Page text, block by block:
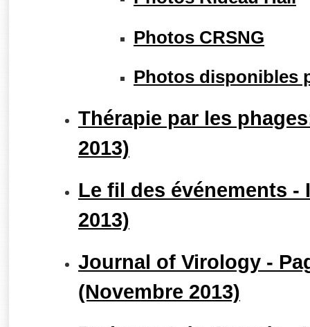
Photos CRSNG
Photos disponibles
Thérapie par les
2013)
Le fil des événements -
2013)
Journal of Virology -
(Novembre 2013)